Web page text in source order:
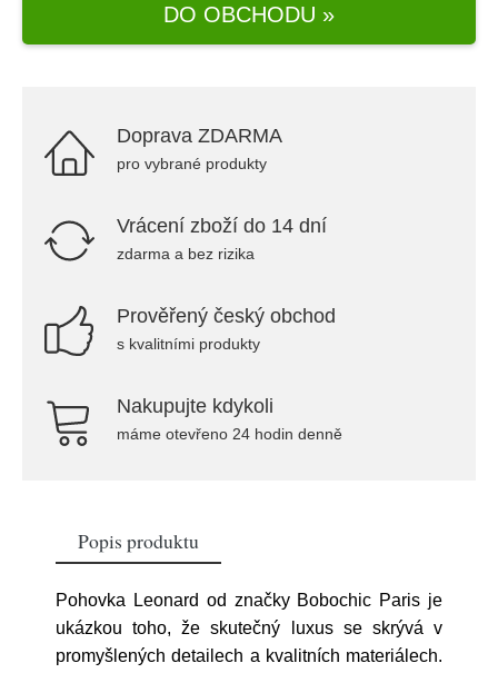
DO OBCHODU »
Doprava ZDARMA
pro vybrané produkty
Vrácení zboží do 14 dní
zdarma a bez rizika
Prověřený český obchod
s kvalitními produkty
Nakupujte kdykoli
máme otevřeno 24 hodin denně
Popis produktu
Pohovka Leonard od značky Bobochic Paris je
ukázkou toho, že skutečný luxus se skrývá v
promyšlených detailech a kvalitních materiálech.